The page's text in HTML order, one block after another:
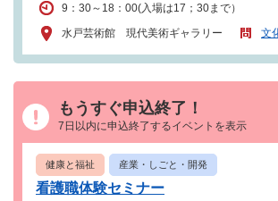
9：30～18：00(入場は17；30まで）
水戸芸術館 現代美術ギャラリー
文
もうすぐ申込終了！
7日以内に申込終了するイベントを表示
健康と福祉 産業・しごと・開発
看護職体験セミナー